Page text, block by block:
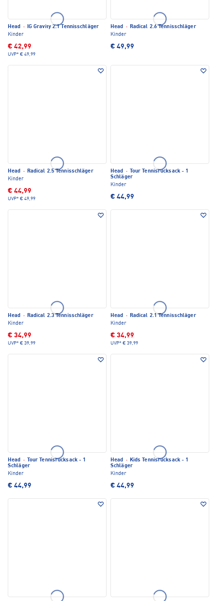
Head · IG Gravity 2.1 Tennisschläger
Kinder
€ 42,99
UVP* € 49,99
Head · Radical 2.6 Tennisschläger
Kinder
€ 49,99
Head · Radical 2.5 Tennisschläger
Kinder
€ 44,99
UVP* € 49,99
Head ·
Tour Tennisrucksack - 1
Schläger
Kinder
€ 44,99
Head · Radical 2.3 Tennisschläger
Kinder
€ 34,99
UVP* € 39,99
Head · Radical 2.1 Tennisschläger
Kinder
€ 34,99
UVP* € 39,99
Head ·
Tour Tennisrucksack - 1
Schläger
Kinder
€ 44,99
Head · Kids Tennisrucksack - 1
Schläger
Kinder
€ 44,99